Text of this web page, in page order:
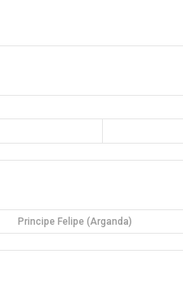
Principe Felipe (Arganda)